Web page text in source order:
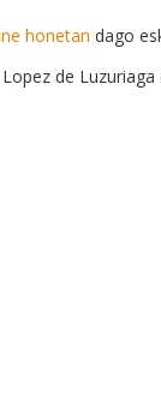
honetan dago
de Luzuriaga